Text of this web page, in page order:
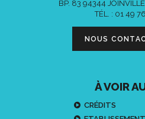
BP. 83 94344
TÉL. : 01 49
NOUS
À VOIR
CRÉDITS